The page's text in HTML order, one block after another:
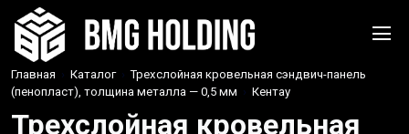
Главная › Каталог › Трехслойная кровельная сэндвич-панель
(пенопласт), толщина металла — 0,5 мм › Кентау
Трехслойная кровельная